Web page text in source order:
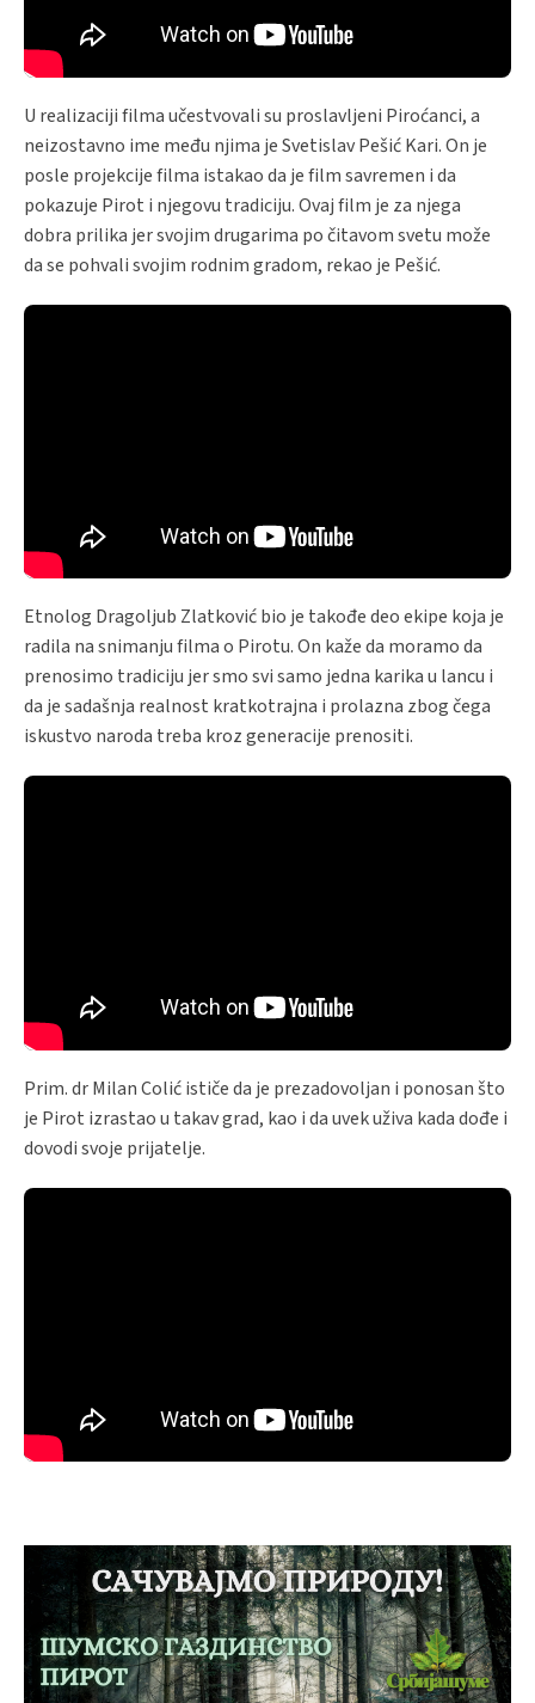
U realizaciji filma učestvovali su proslavljeni Piroćanci, a
neizostavno ime među njima je Svetislav Pešić Kari. On je
posle projekcije filma istakao da je film savremen i da
pokazuje Pirot i njegovu tradiciju. Ovaj film je za njega
dobra prilika jer svojim drugarima po čitavom svetu može
da se pohvali svojim rodnim gradom, rekao je Pešić.
Etnolog Dragoljub Zlatković bio je takođe deo ekipe koja je
radila na snimanju filma o Pirotu. On kaže da moramo da
prenosimo tradiciju jer smo svi samo jedna karika u lancu i
da je sadašnja realnost kratkotrajna i prolazna zbog čega
iskustvo naroda treba kroz generacije prenositi.
Prim. dr Milan Colić ističe da je prezadovoljan i ponosan što
je Pirot izrastao u takav grad, kao i da uvek uživa kada dođe i
dovodi svoje prijatelje.